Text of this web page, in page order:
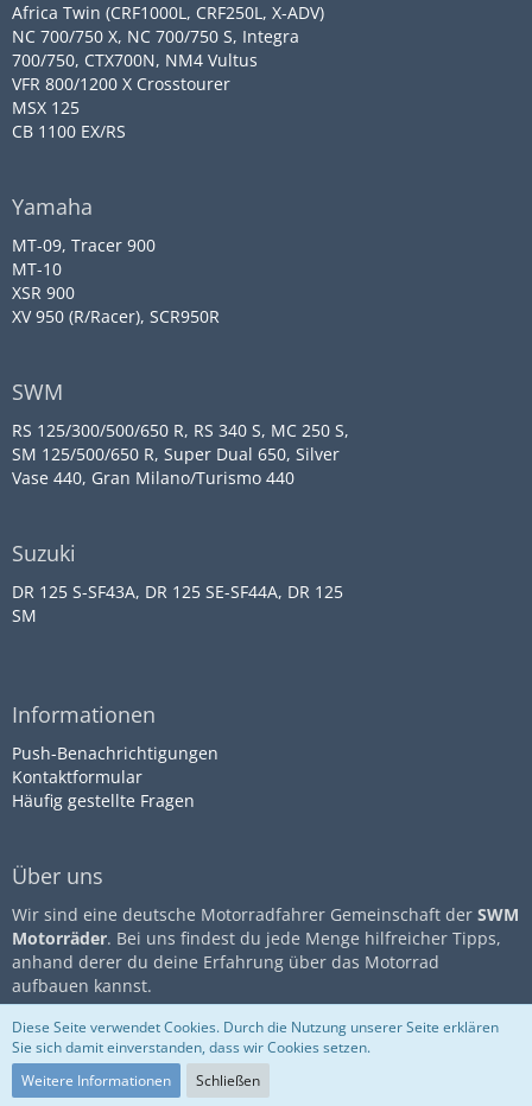
Africa Twin (CRF1000L, CRF250L, X-ADV)
NC 700/750 X, NC 700/750 S, Integra
700/750, CTX700N, NM4 Vultus
VFR 800/1200 X Crosstourer
MSX 125
CB 1100 EX/RS
Yamaha
MT-09, Tracer 900
MT-10
XSR 900
XV 950 (R/Racer), SCR950R
SWM
RS 125/300/500/650 R, RS 340 S, MC 250 S,
SM 125/500/650 R, Super Dual 650, Silver
Vase 440, Gran Milano/Turismo 440
Suzuki
DR 125 S-SF43A, DR 125 SE-SF44A, DR 125
SM
Informationen
Push-Benachrichtigungen
Kontaktformular
Häufig gestellte Fragen
Über uns
Wir sind eine deutsche Motorradfahrer Gemeinschaft der SWM
Motorräder. Bei uns findest du jede Menge hilfreicher Tipps,
anhand derer du deine Erfahrung über das Motorrad
aufbauen kannst.
Community-Software:WoltLab
Suite™
Impressum
Diese Seite verwendet Cookies. Durch die Nutzung unserer Seite erklären
Sie sich damit einverstanden, dass wir Cookies setzen.
Weitere Informationen
Schließen